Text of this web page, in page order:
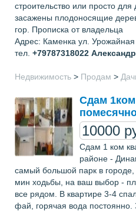
строительство или просто
засажены плодоносящие
гор. Прописка от владельца
Адрес: Каменка ул. Урожайная
тел. +79787318022 Александр
Недвижимость > Продам >
Сдам 1ком
10000
Сдам 1 ком
районе -
самый большой парк в
мин ходьбы, на ваш выбор -
все рядом. В квартире 3-4
фай, горячая вода